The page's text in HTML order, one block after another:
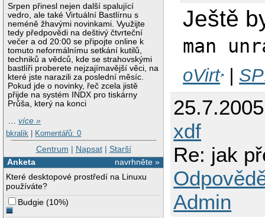
Srpen přinesl nejen další spalující
vedro, ale také Virtuální Bastlírnu s
neméně žhavými novinkami. Využijte
tedy předpovědi na deštivý čtvrteční
večer a od 20:00 se připojte online k
tomuto neformálnímu setkání kutilů,
techniků a vědců, kde se strahovskými
bastlíři proberete nejzajímavější věci, na
které jste narazili za poslední měsíc.
Pokud jde o novinky, řeč zcela jistě
přijde na systém INDX pro tiskárny
Průša, který na konci
…více »
bkralik
Komentářů: 0
Centrum | Napsat| Starší
navrhněte »
Anketa
Které desktopové prostředí na Linuxu
používáte?
Budgie (10%)
Ještě
man
oVirt |
xdf
Re: jak
Admin